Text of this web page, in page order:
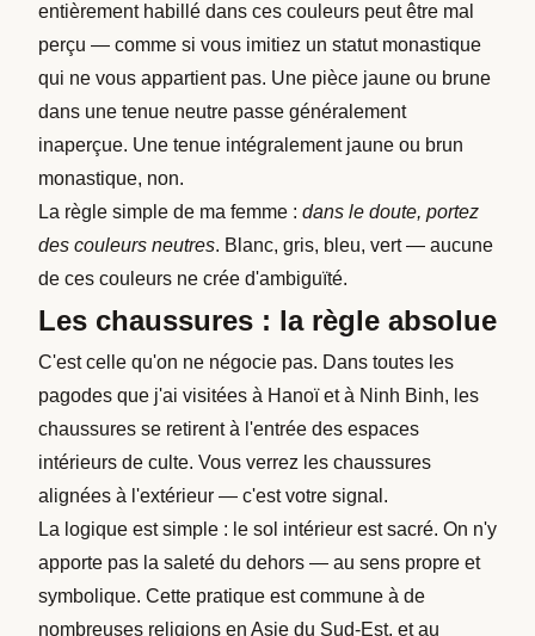
entièrement habillé dans ces couleurs peut être mal
perçu — comme si vous imitiez un statut monastique
qui ne vous appartient pas. Une pièce jaune ou brune
dans une tenue neutre passe généralement
inaperçue. Une tenue intégralement jaune ou brun
monastique, non.
La règle simple de ma femme : dans le doute, portez
des couleurs neutres. Blanc, gris, bleu, vert — aucune
de ces couleurs ne crée d'ambiguïté.
Les chaussures : la règle absolue
C'est celle qu'on ne négocie pas. Dans toutes les
pagodes que j'ai visitées à Hanoï et à Ninh Binh, les
chaussures se retirent à l'entrée des espaces
intérieurs de culte. Vous verrez les chaussures
alignées à l'extérieur — c'est votre signal.
La logique est simple : le sol intérieur est sacré. On n'y
apporte pas la saleté du dehors — au sens propre et
symbolique. Cette pratique est commune à de
nombreuses religions en Asie du Sud-Est, et au